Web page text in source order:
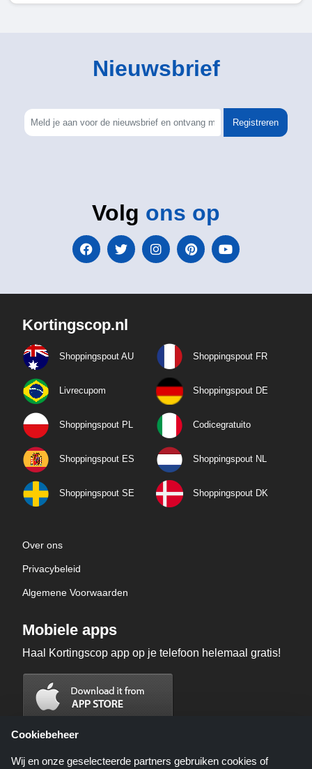
Nieuwsbrief
Registreren
Volg ons op
Kortingscop.nl
Shoppingspout AU Shoppingspout FR
Livrecupom Shoppingspout DE
Shoppingspout PL Codicegratuito
Shoppingspout ES Shoppingspout NL
Shoppingspout SE Shoppingspout DK
Over ons
Privacybeleid
Algemene Voorwaarden
Mobiele apps
Haal Kortingscop app op je telefoon helemaal gratis!
Cookiebeheer
Wij en onze geselecteerde partners gebruiken cookies of